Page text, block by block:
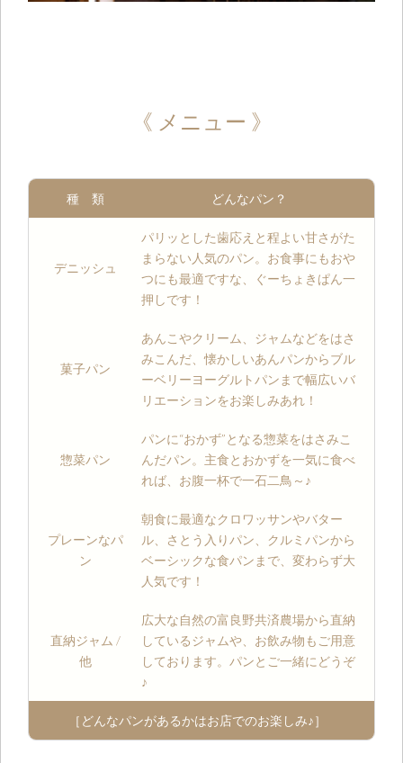
《 メニュー 》
種 類 どんなパン？
デニッシュ
パリッとした歯応えと程よい甘さがた
まらない人気のパン。お食事にもおや
つにも最適ですな、ぐーちょきぱん一
押しです！
菓子パン
あんこやクリーム、ジャムなどをはさ
みこんだ、懐かしいあんパンからブル
ーベリーヨーグルトパンまで幅広いバ
リエーションをお楽しみあれ！
惣菜パン
パンに“おかず”となる惣菜をはさみこ
んだパン。主食とおかずを一気に食べ
れば、お腹一杯で一石二鳥～♪
プレーンなパ
ン
朝食に最適なクロワッサンやバター
ル、さとう入りパン、クルミパンから
ベーシックな食パンまで、変わらず大
人気です！
直納ジャム /
他
広大な自然の富良野共済農場から直納
しているジャムや、お飲み物もご用意
しております。パンとご一緒にどうぞ
♪
［どんなパンがあるかはお店でのお楽しみ♪］